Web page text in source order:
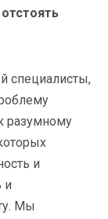
специалисты,
разумному
и
и
Мы